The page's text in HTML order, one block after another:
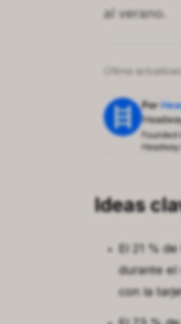
al verano.
Última
Por
journey,
Ideas
El 21 %
durante el
con la